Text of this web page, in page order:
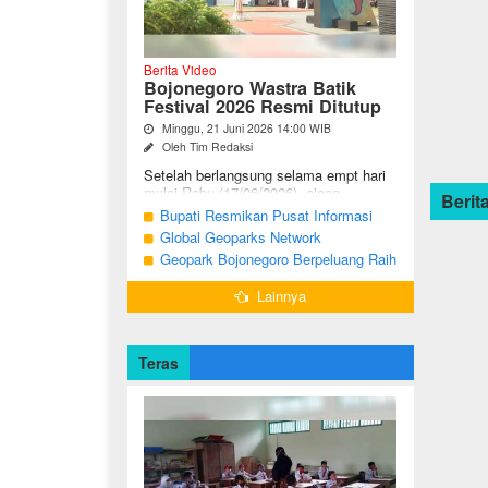
Berita Video
Bojonegoro Wastra Batik
Festival 2026 Resmi Ditutup
Minggu, 21 Juni 2026 14:00 WIB
Oleh Tim Redaksi
Setelah berlangsung selama empt hari
mulai Rabu (17/06/2026), ajang
Bojonegoro Wastra Batik Festival
(BWBF) 2026 resmi ditutup oleh Ketua
Dekranasda ...
Bupati Resmikan Pusat Informasi
Geologi Geopark Bojonegoro
Global Geoparks Network
Association Kunjungi Sejumlah
Geosite di Bojonegoro
Geopark Bojonegoro Berpeluang Raih
UNESCO Global Geopark
Lainnya
Teras